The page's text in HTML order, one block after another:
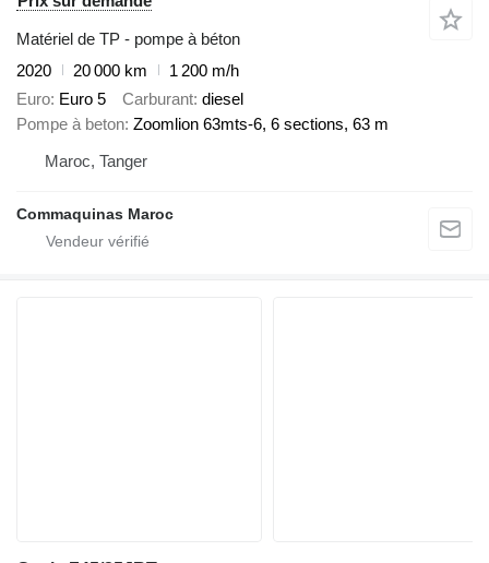
Matériel de TP - pompe à béton
2020
20 000 km
1 200 m/h
Euro Euro 5 Carburant diesel
Pompe à beton Zoomlion 63mts-6, 6 sections, 63 m
Maroc, Tanger
Commaquinas Maroc